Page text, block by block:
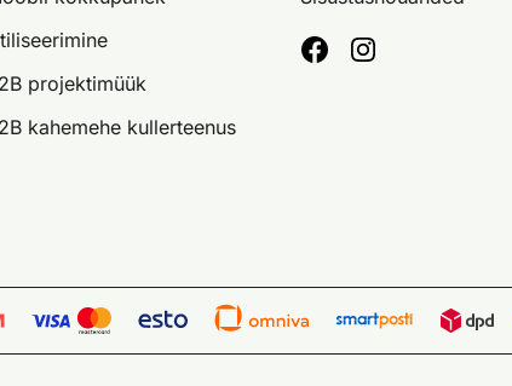
projektimüük
kahemehe kullerteenus